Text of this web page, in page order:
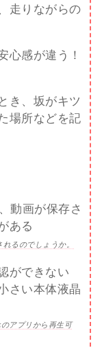
走りながらの
心感が違う！
き、坂がキツ
場所などを記
動画が保存さ
ある
るのでしょうか。
ができない
さい本体液晶
アプリから再生可